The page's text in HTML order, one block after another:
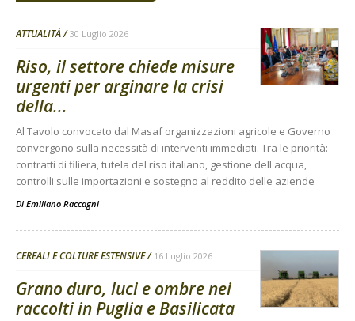
ATTUALITÀ 30 Luglio 2026
Riso, il settore chiede misure
urgenti per arginare la crisi
della...
Al Tavolo convocato dal Masaf organizzazioni agricole e Governo
convergono sulla necessità di interventi immediati. Tra le priorità:
contratti di filiera, tutela del riso italiano, gestione dell'acqua,
controlli sulle importazioni e sostegno al reddito delle aziende
Di Emiliano Raccagni
CEREALI E COLTURE ESTENSIVE 16 Luglio 2026
Grano duro, luci e ombre nei
raccolti in Puglia e Basilicata